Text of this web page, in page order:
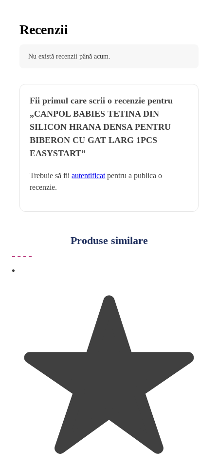
Recenzii
Nu există recenzii până acum.
Fii primul care scrii o recenzie pentru
„CANPOL BABIES TETINA DIN
SILICON HRANA DENSA PENTRU
BIBERON CU GAT LARG 1PCS
EASYSTART”
Trebuie să fiiautentificatpentru a publica o
recenzie.
Produse similare